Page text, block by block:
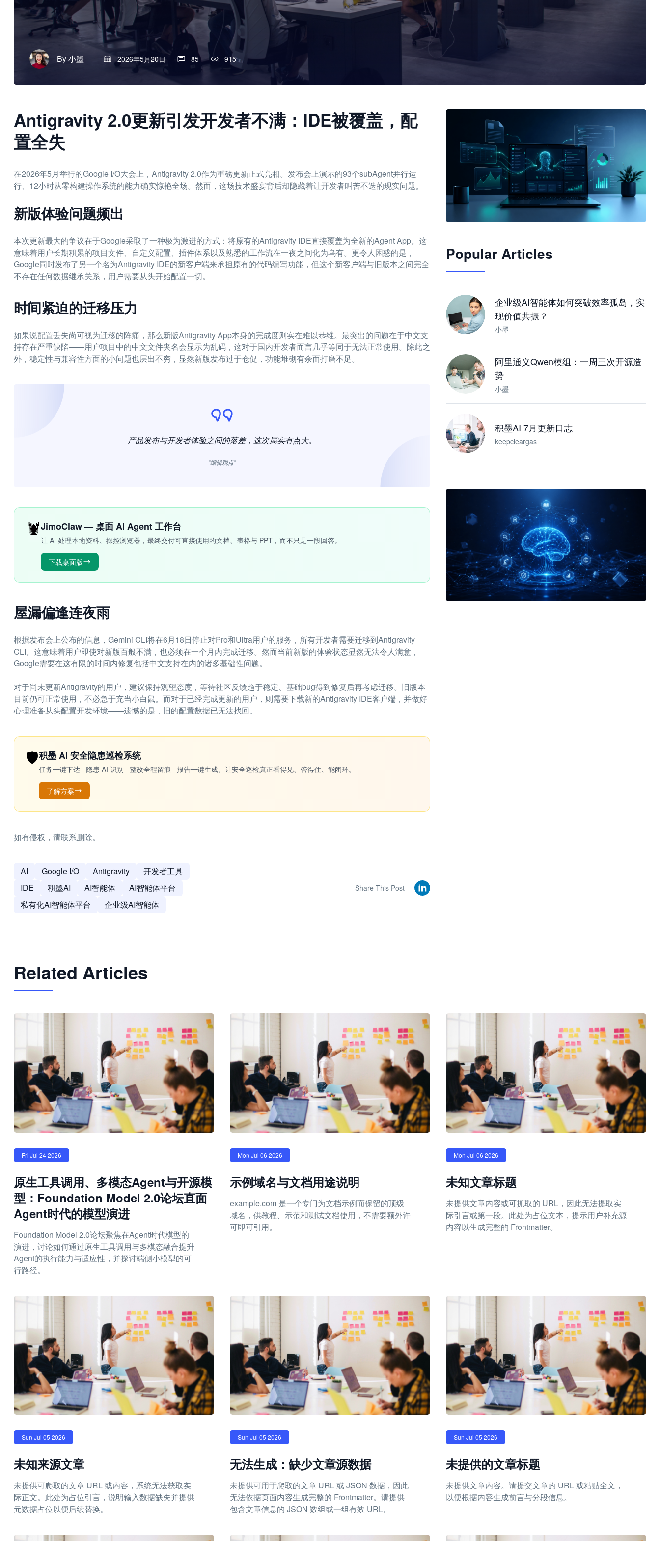
By小墨 2026年5月20日 85 915
Antigravity 2.0更新引发开发者不满：IDE被覆盖，配
置全失
在2026年5月举行的Google I/O大会上，Antigravity 2.0作为重磅更新正式亮相。发布会上演示的93个subAgent并行运
行、12小时从零构建操作系统的能力确实惊艳全场。然而，这场技术盛宴背后却隐藏着让开发者叫苦不迭的现实问题。
新版体验问题频出
本次更新最大的争议在于Google采取了一种极为激进的方式：将原有的Antigravity IDE直接覆盖为全新的Agent App。这
意味着用户长期积累的项目文件、自定义配置、插件体系以及熟悉的工作流在一夜之间化为乌有。更令人困惑的是，
Google同时发布了另一个名为Antigravity IDE的新客户端来承担原有的代码编写功能，但这个新客户端与旧版本之间完全
不存在任何数据继承关系，用户需要从头开始配置一切。
时间紧迫的迁移压力
如果说配置丢失尚可视为迁移的阵痛，那么新版Antigravity App本身的完成度则实在难以恭维。最突出的问题在于中文支
持存在严重缺陷——用户项目中的中文文件夹名会显示为乱码，这对于国内开发者而言几乎等同于无法正常使用。除此之
外，稳定性与兼容性方面的小问题也层出不穷，显然新版发布过于仓促，功能堆砌有余而打磨不足。
产品发布与开发者体验之间的落差，这次属实有点大。
“编辑观点”
🦞JimoClaw — 桌面 AI Agent 工作台
让 AI 处理本地资料、操控浏览器，最终交付可直接使用的文档、表格与 PPT，而不只是一段回答。
下载桌面版
屋漏偏逢连夜雨
根据发布会上公布的信息，Gemini CLI将在6月18日停止对Pro和Ultra用户的服务，所有开发者需要迁移到Antigravity
CLI。这意味着用户即使对新版百般不满，也必须在一个月内完成迁移。然而当前新版的体验状态显然无法令人满意，
Google需要在这有限的时间内修复包括中文支持在内的诸多基础性问题。
对于尚未更新Antigravity的用户，建议保持观望态度，等待社区反馈趋于稳定、基础bug得到修复后再考虑迁移。旧版本
目前仍可正常使用，不必急于充当小白鼠。而对于已经完成更新的用户，则需要下载新的Antigravity IDE客户端，并做好
心理准备从头配置开发环境——遗憾的是，旧的配置数据已无法找回。
🛡️积墨 AI 安全隐患巡检系统
任务一键下达 · 隐患 AI 识别 · 整改全程留痕 · 报告一键生成。让安全巡检真正看得见、管得住、能闭环。
了解方案
如有侵权，请联系删除。
AI Google I/O Antigravity
开发者工具
IDE
积墨AI AI智能体
AI智能体平台
私有化AI智能体平台
企业级AI智能体
Share This Post
JimoClaw 桌面 AI Agent 工作台
Popular Articles
企业级AI智能体如何突破效率孤岛，实
现价值共振？
小墨
阿里通义Qwen模组：一周三次开源造
势
小墨
积墨AI 7月更新日志
keepcleargas
Related Articles
Fri Jul 24 2026
原生工具调用、多模态Agent与开源模
型：Foundation Model 2.0论坛直面
Agent时代的模型演进
Foundation Model 2.0论坛聚焦在Agent时代模型的
演进，讨论如何通过原生工具调用与多模态融合提升
Agent的执行能力与适应性，并探讨端侧小模型的可
行路径。
Mon Jul 06 2026
示例域名与文档用途说明
example.com 是一个专门为文档示例而保留的顶级
域名，供教程、示范和测试文档使用，不需要额外许
可即可引用。
Mon Jul 06 2026
未知文章标题
未提供文章内容或可抓取的 URL，因此无法提取实
际引言或第一段。此处为占位文本，提示用户补充源
内容以生成完整的 Frontmatter。
Sun Jul 05 2026
未知来源文章
未提供可爬取的文章 URL 或内容，系统无法获取实
际正文。此处为占位引言，说明输入数据缺失并提供
元数据占位以便后续替换。
Sun Jul 05 2026
无法生成：缺少文章源数据
未提供可用于爬取的文章 URL 或 JSON 数据，因此
无法依据页面内容生成完整的 Frontmatter。请提供
包含文章信息的 JSON 数组或一组有效 URL。
Sun Jul 05 2026
未提供的文章标题
未提供文章内容。请提交文章的 URL 或粘贴全文，
以便根据内容生成前言与分段信息。